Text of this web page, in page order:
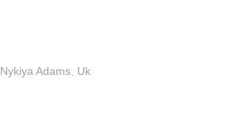
Nykiya Adams Uk